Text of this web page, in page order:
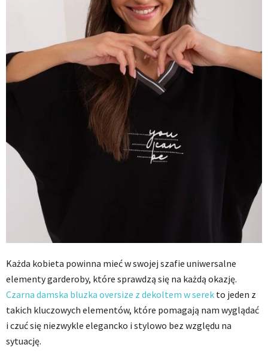
Każda kobieta powinna mieć w swojej szafie uniwersalne
elementy garderoby, które sprawdzą się na każdą okazję.
Czarna damska bluzka oversize z dekoltem w serek to jeden z
takich kluczowych elementów, które pomagają nam wyglądać
i czuć się niezwykle elegancko i stylowo bez względu na
sytuację.